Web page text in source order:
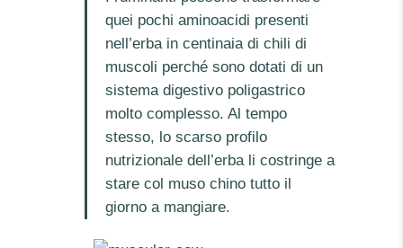
quei pochi aminoacidi presenti
nell’erba in centinaia di chili di
muscoli perché sono dotati di un
sistema digestivo poligastrico
molto complesso. Al tempo
stesso, lo scarso profilo
nutrizionale dell’erba li costringe a
stare col muso chino tutto il
giorno a mangiare.